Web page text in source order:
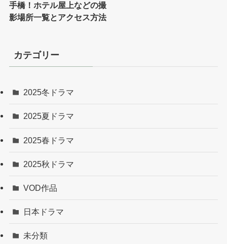
手橋！ホテル屋上などの撮
影場所一覧とアクセス方法
カテゴリー
2025冬ドラマ
2025夏ドラマ
2025春ドラマ
2025秋ドラマ
VOD作品
日本ドラマ
未分類